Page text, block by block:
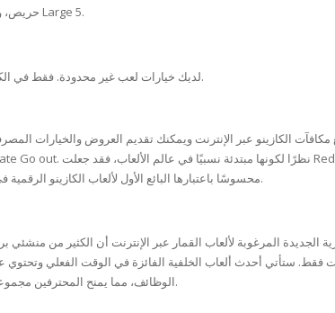
بمعنى، إذا رأيت لعبة ITG داخل Vegas، فغالبًا ما تكون من فئة Large 5، أو اسم IGT حريص، والذي تم تثبيته بعد ذلك بواسطة Large 5.
لديك خيارات لعب غير محدودة. فقط في الكازينوهات على الإنترنت، يمكنك الحصول على طاولة واحدة أو ألعاب القمار التي تحتاجها، بكل مجموعة متنوعة ممكنة.
مكافآت الكازينو عبر الإنترنت ويمكنك تقديم العروض والخيارات
محسوسًا باعتبارها البائع الأول لألعاب الكازينو الرقمية في العديد من القارات. مع فتحاتنا المجانية بنسبة 100%، لا توجد أي حزم مطلوبة – يمكنك الاطلاع عليها هنا من المحادثات حول.
الجديدة المرغوبة لألعاب القمار عبر الإنترنت أن الكثير من
فقط. ستأتي أحدث ألعاب الخلفية الفائزة في الوقت الفعلي
الوظائف، مما يمنح المحترفين مجموعة من الخيارات الآن. عندما تم تصميم الفتحات لأول مرة، كانت جميعها تندرج في نفس الفئة بنفس التصميمات التي ستقدمها.